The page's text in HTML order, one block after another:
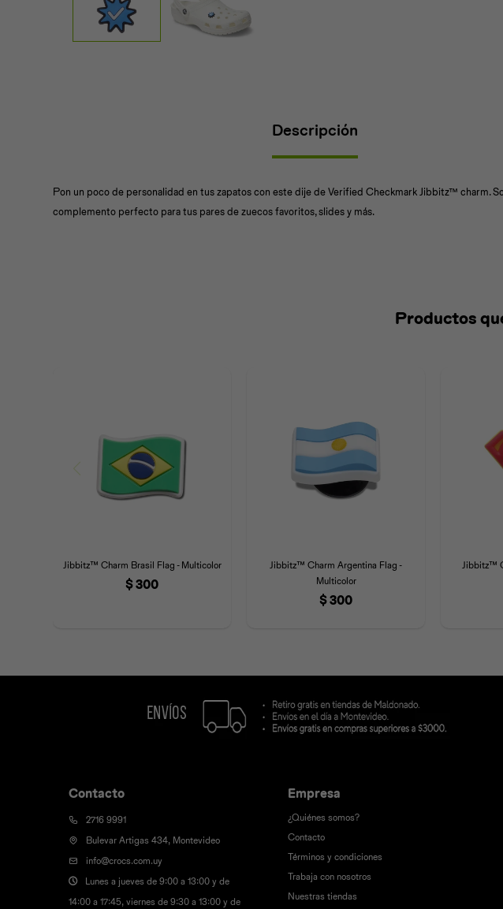
Descripción
Pon un poco de personalidad en tus zapatos con este dije de Verified Checkmark Jibbitz™ charm.
complemento perfecto para tus pares de zuecos favoritos, slides y más.
Productos
Jibbitz™ Charm Brasil Flag - Multicolor
$300
Jibbitz™ Charm Argentina Flag -
Multicolor
$300
Jibbitz™
Contacto
2716 9991
Bulevar Artigas 434, Montevideo
info@crocs.com.uy
Lunes a jueves de 9:00 a 13:00 y de
14:00 a 17:45, viernes de 9:30 a 13:00 y de
Empresa
¿Quiénes somos?
Contacto
Términos y condiciones
Trabaja con nosotros
Nuestras tiendas